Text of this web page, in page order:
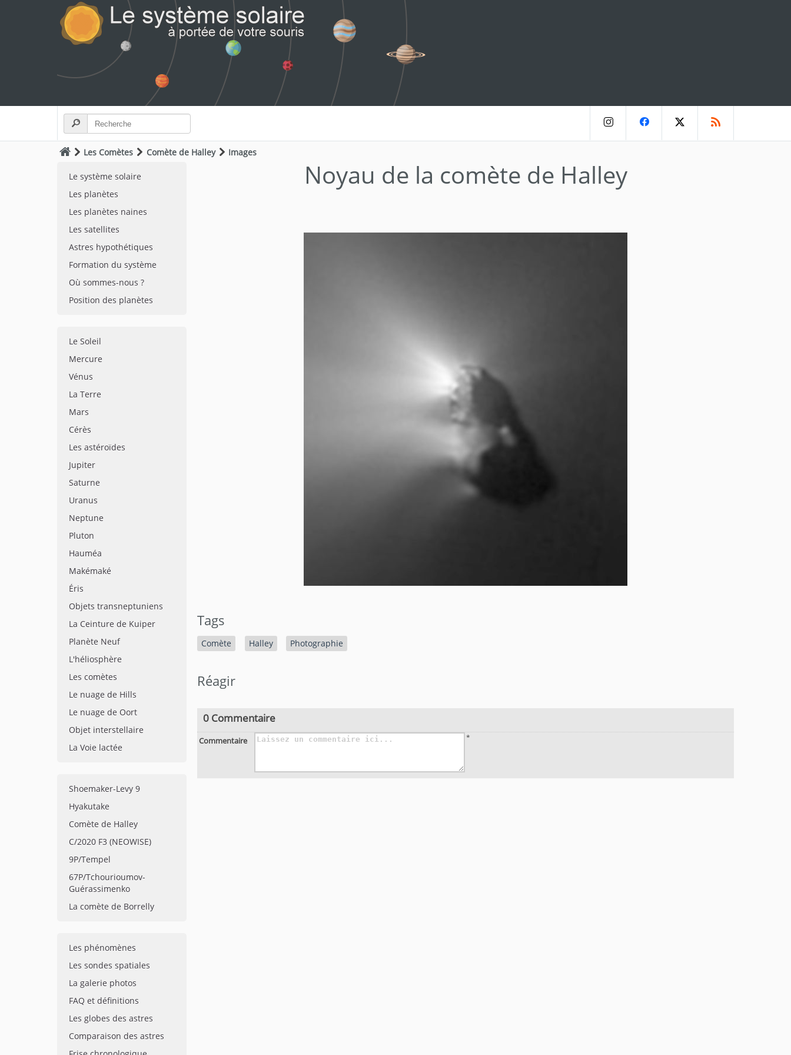
Les Comètes Comète de Halley Images
Le système solaire
Les planètes
Les planètes naines
Les satellites
Astres hypothétiques
Formation du système
Où sommes-nous ?
Position des planètes
Le Soleil
Mercure
Vénus
La Terre
Mars
Cérès
Les astéroïdes
Jupiter
Saturne
Uranus
Neptune
Pluton
Hauméa
Makémaké
Éris
Objets transneptuniens
La Ceinture de Kuiper
Planète Neuf
L'héliosphère
Les comètes
Le nuage de Hills
Le nuage de Oort
Objet interstellaire
La Voie lactée
Shoemaker-Levy 9
Hyakutake
Comète de Halley
C/2020 F3 (NEOWISE)
9P/Tempel
67P/Tchourioumov-
Guérassimenko
La comète de Borrelly
Les phénomènes
Les sondes spatiales
La galerie photos
FAQ et définitions
Les globes des astres
Comparaison des astres
Noyau de la comète de Halley
Tags
Comète Halley Photographie
Réagir
0 Commentaire
Commentaire *